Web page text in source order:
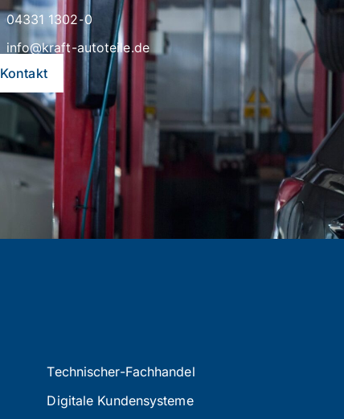
04331 1302-0
info@kraft-autoteile.de
Kontakt
Technischer-Fachhandel
Digitale Kundensysteme